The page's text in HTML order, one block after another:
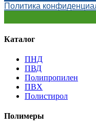
Политика
Каталог
ПНД
ПВД
Полипропилен
ПВХ
Полистирол
Полимеры